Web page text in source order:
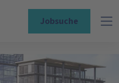
Jobsuche